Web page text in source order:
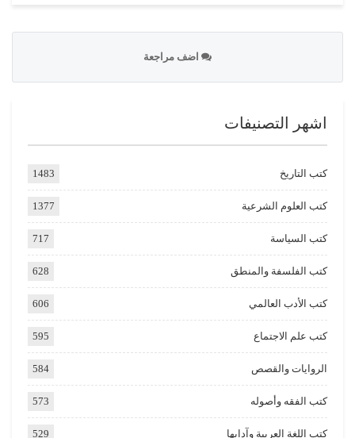
اضف مراجعة
اشهر التصنيفات
كتب التاريخ 1483
كتب العلوم الشرعية 1377
كتب السياسة 717
كتب الفلسفة والمنطق 628
كتب الأدب العالمي 606
كتب علم الاجتماع 595
الروايات والقصص 584
كتب الفقه وأصوله 573
كتب اللغة العربية وآدابها 529